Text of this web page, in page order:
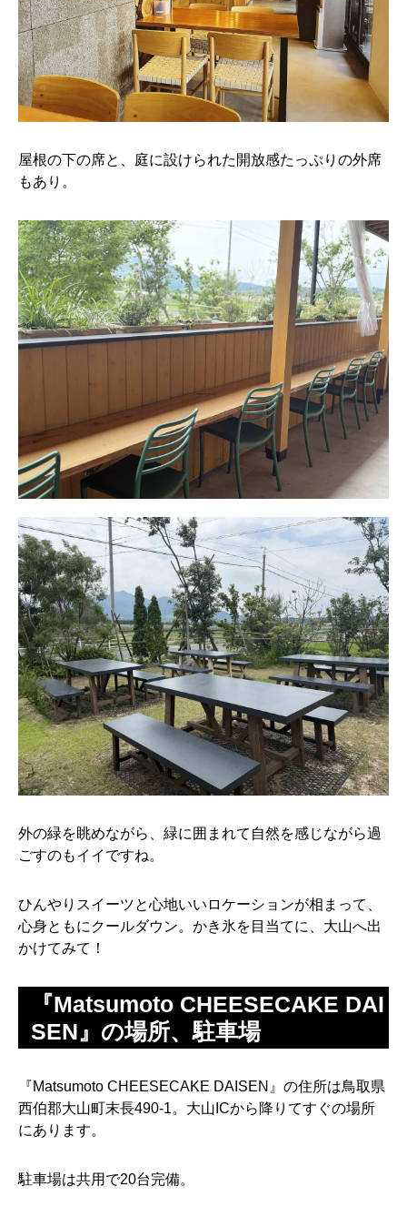
屋根の下の席と、庭に設けられた開放感たっぷりの外席
もあり。
外の緑を眺めながら、緑に囲まれて自然を感じながら過
ごすのもイイですね。
ひんやりスイーツと心地いいロケーションが相まって、
心身ともにクールダウン。かき氷を目当てに、大山へ出
かけてみて！
『Matsumoto CHEESECAKE DAI
SEN』の場所、駐車場
『Matsumoto CHEESECAKE DAISEN』の住所は鳥取県
西伯郡大山町末長490-1。大山ICから降りてすぐの場所
にあります。
駐車場は共用で20台完備。